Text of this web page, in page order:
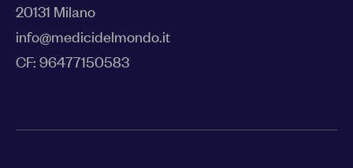
20131 Milano
info@medicidelmondo.it
CF: 96477150583